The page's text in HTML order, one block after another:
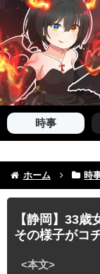
時事
ホーム 時
【静岡】33
その様子がコ